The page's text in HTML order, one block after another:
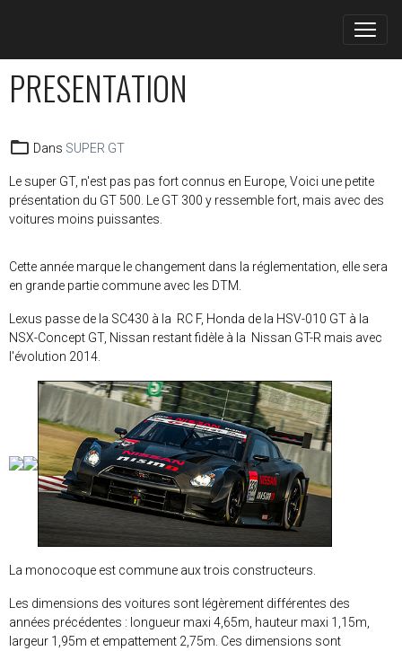
PRESENTATION
Dans SUPER GT
Le super GT, n'est pas pas fort connus en Europe, Voici une petite
présentation du GT 500. Le GT 300 y ressemble fort, mais avec des
voitures moins puissantes.
Cette année marque le changement dans la réglementation, elle sera
en grande partie commune avec les DTM.
Lexus passe de la SC430 à la RC F, Honda de la HSV-010 GT à la
NSX-Concept GT, Nissan restant fidèle à la Nissan GT-R mais avec
l'évolution 2014.
La monocoque est commune aux trois constructeurs.
Les dimensions des voitures sont légèrement différentes des
années précédentes : longueur maxi 4,65m, hauteur maxi 1,15m,
largeur 1,95m et empattement 2,75m. Ces dimensions sont